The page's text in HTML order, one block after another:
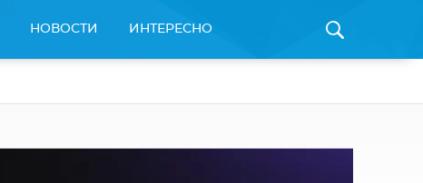
НОВОСТИ ИНТЕРЕСНО